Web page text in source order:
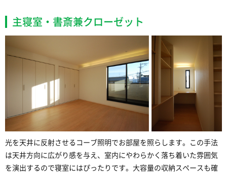
主寝室・書斎兼クローゼット
光を天井に反射させるコーブ照明でお部屋を照らします。この手法
は天井方向に広がり感を与え、室内にやわらかく落ち着いた雰囲気
を演出するので寝室にはぴったりです。大容量の収納スペースも確